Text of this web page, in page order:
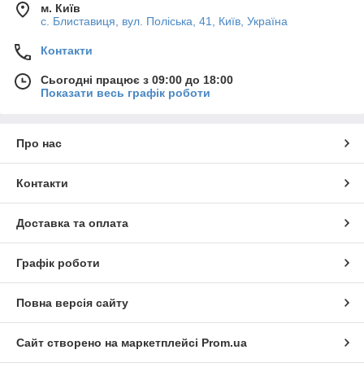
м. Київ
с. Блиставиця, вул. Поліська, 41, Київ, Україна
Контакти
Сьогодні працює з 09:00 до 18:00
Показати весь графік роботи
Про нас
Контакти
Доставка та оплата
Графік роботи
Повна версія сайту
Сайт створено на маркетплейсі Prom.ua